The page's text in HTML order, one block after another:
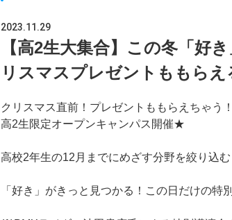
2023.11.29
【高2生大集合】この冬「好
リスマスプレゼントももら
クリスマス直前！プレゼントももらえちゃう
高2生限定オープンキャンパス開催★
高校2年生の12月までにめざす分野を絞り込む
「好き」がきっと見つかる！この日だけの特